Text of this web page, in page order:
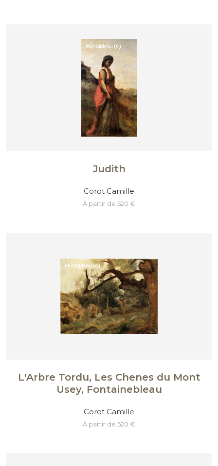
Judith
Corot Camille
à partir de 520 €
L'Arbre Tordu, Les Chenes du Mont
Usey, Fontainebleau
Corot Camille
à partir de 520 €